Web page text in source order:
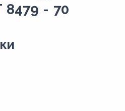
8479 - 70